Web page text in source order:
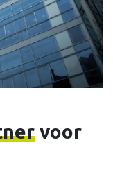
voor